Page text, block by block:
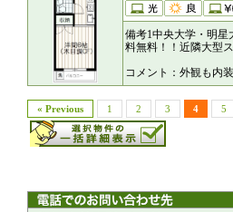
備考1中央大学・明
料無料！！近隣大型
コメント：外観も内
« Previous 1 2 3 4 5